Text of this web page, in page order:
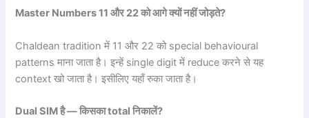
Master Numbers 11 और 22 को आगे क्यों नहीं जोड़ते?
Chaldean tradition में 11 और 22 को special behavioural
patterns माना जाता है। इन्हें single digit में reduce करने से यह
context खो जाता है। इसीलिए यहाँ रुका जाता है।
Dual SIM है — किसका total निकालें?